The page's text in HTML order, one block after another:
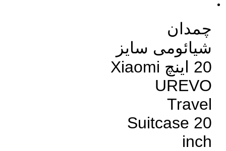
چمدان
شیائومی سایز
20 اینچ Xiaomi
UREVO
Travel
Suitcase 20
inch